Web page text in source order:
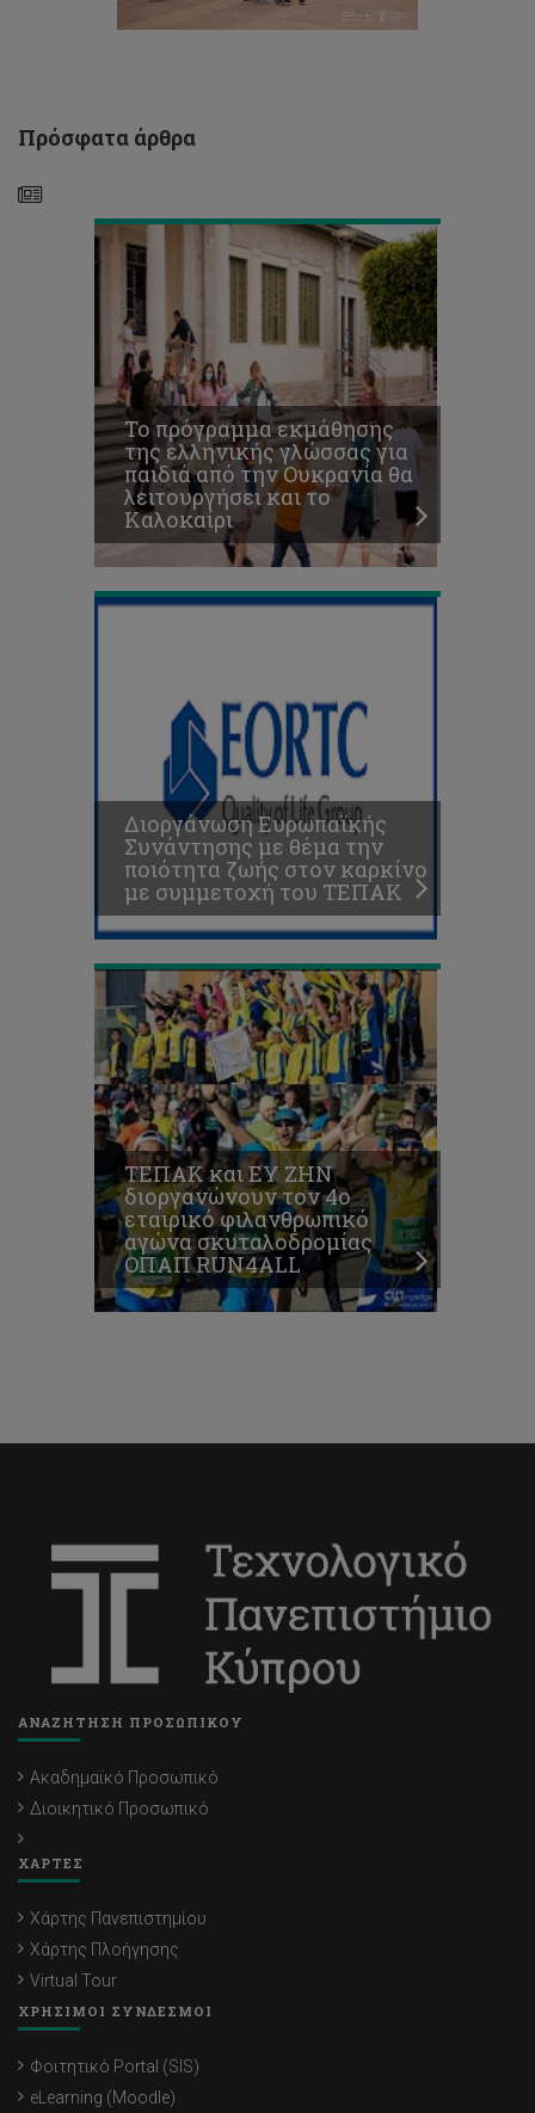
Πρόσφατα άρθρα
από
την
και
το
Το πρόγραμμα εκμάθησης
της ελληνικής γλώσσας για
παιδιά από την Ουκρανία θα
λειτουργήσει και το
Καλοκαίρι
Διοργάνωση
Ευρωπαϊκής
Συνάντησης
με
θέμα
την
ποιότητα
ζωής
στον
καρκίνο
με
συμμετοχή
του
ΤΕΠΑΚ
Διοργάνωση Ευρωπαϊκής
Συνάντησης με θέμα την
ποιότητα ζωής στον καρκίνο
με συμμετοχή του ΤΕΠΑΚ
διοργανώνουν
4ο
εταιρικό
φιλανθρωπικό
αγώνα
σκυταλοδρομίας
ΟΠΑΠ RUN4ALL
ΤΕΠΑΚ και ΕΥ ΖΗΝ
διοργανώνουν τον 4ο
εταιρικό φιλανθρωπικό
αγώνα σκυταλοδρομίας
ΟΠΑΠ RUN4ALL
ΑΝΑΖΗΤΗΣΗ ΠΡΟΣΩΠΙΚΟΥ
Ακαδημαϊκό Προσωπικό
Διοικητικό Προσωπικό
ΧΑΡΤΕΣ
Χάρτης Πανεπιστημίου
Χάρτης Πλοήγησης
Virtual Tour
ΧΡΗΣΙΜΟΙ ΣΥΝΔΕΣΜΟΙ
Φοιτητικό Portal (SIS)
eLearning (Moodle)